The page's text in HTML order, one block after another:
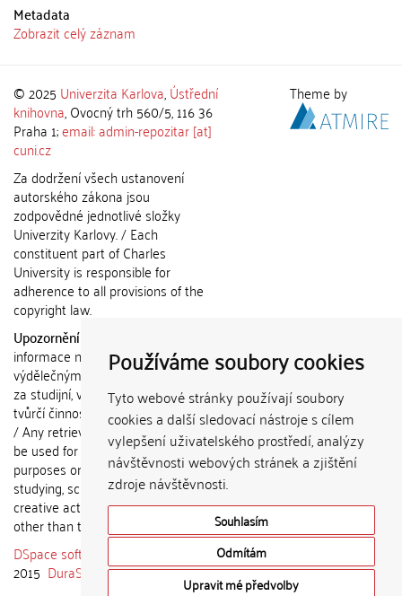
Používáme soubory cookies
Tyto webové stránky používají soubory
cookies a další sledovací nástroje s cílem
vylepšení uživatelského prostředí, analýzy
návštěvnosti webových stránek a zjištění
zdroje návštěvnosti.
Souhlasím
Odmítám
Upravit mé předvolby
Metadata
Zobrazit celý záznam
© 2025 Univerzita Karlova,Ústřední
knihovna, Ovocný trh 560/5, 116 36
Praha 1;email: admin-repozitar [at]
cuni.cz
Za dodržení všech ustanovení
autorského zákona jsou
zodpovědné jednotlivé složky
Univerzity Karlovy. / Each
constituent part of Charles
University is responsible for
adherence to all provisions of the
copyright law.
Upozornění / Notice:
informace nemohou být použity k
výdělečným účelům nebo vydávány
za studijní, vědeckou nebo jinou
tvůrčí činnost jiné osoby než autora.
/ Any retrieved information shall not
be used for any commercial
purposes or claimed as results of
studying, scientific or any other
creative activities of any person
other than the author.
DSpace software
copyright © 2002-
2015 DuraSpace
Theme by